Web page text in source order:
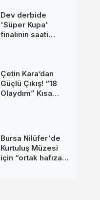
Dev derbide
'Süper Kupa'
finalinin saati
Çetin Kara’dan
Güçlü Çıkış! “18
Olaydım” Kısa
Bursa Nilüfer'de
Kurtuluş Müzesi
için “ortak hafıza”